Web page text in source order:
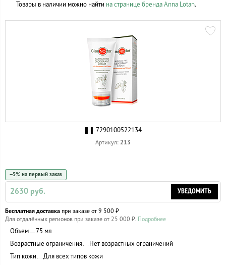
Товары в наличии можно найти на странице бренда Anna Lotan.
7290100522134
Артикул: 213
−5% на первый заказ
2630 руб. УВЕДОМИТЬ
Бесплатная доставка при заказе от 9 500 ₽
Для отдалённых регионов при заказе от 25 000 ₽.
Подробнее
Объем
75 мл
Возрастные ограничения
Нет возрастных ограничений
Тип кожи
Для всех типов кожи